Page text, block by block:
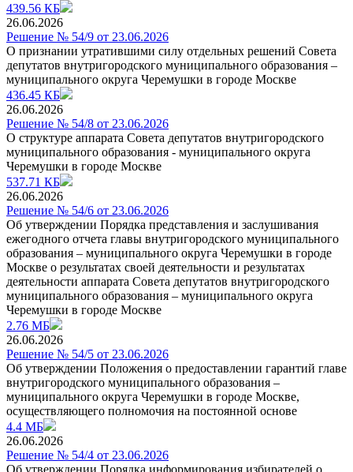
439.56 КБ
26.06.2026
Решение № 54/9 от 23.06.2026
О признании утратившими силу отдельных решений Совета
депутатов внутригородского муниципального образования –
муниципального округа Черемушки в городе Москве
436.45 КБ
26.06.2026
Решение № 54/8 от 23.06.2026
О структуре аппарата Совета депутатов внутригородского
муниципального образования - муниципального округа
Черемушки в городе Москве
537.71 КБ
26.06.2026
Решение № 54/6 от 23.06.2026
Об утверждении Порядка представления и заслушивания
ежегодного отчета главы внутригородского муниципального
образования – муниципального округа Черемушки в городе
Москве о результатах своей деятельности и результатах
деятельности аппарата Совета депутатов внутригородского
муниципального образования – муниципального округа
Черемушки в городе Москве
2.76 МБ
26.06.2026
Решение № 54/5 от 23.06.2026
Об утверждении Положения о предоставлении гарантий главе
внутригородского муниципального образования –
муниципального округа Черемушки в городе Москве,
осуществляющего полномочия на постоянной основе
4.4 МБ
26.06.2026
Решение № 54/4 от 23.06.2026
Об утверждении Порядка информирования избирателей о